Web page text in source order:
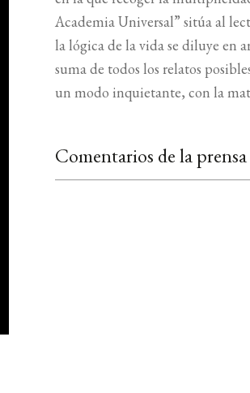
Academia Universal” sitúa al
la lógica de la vida se diluye en
suma de todos los relatos
un modo inquietante, con la
Comentarios de la prensa